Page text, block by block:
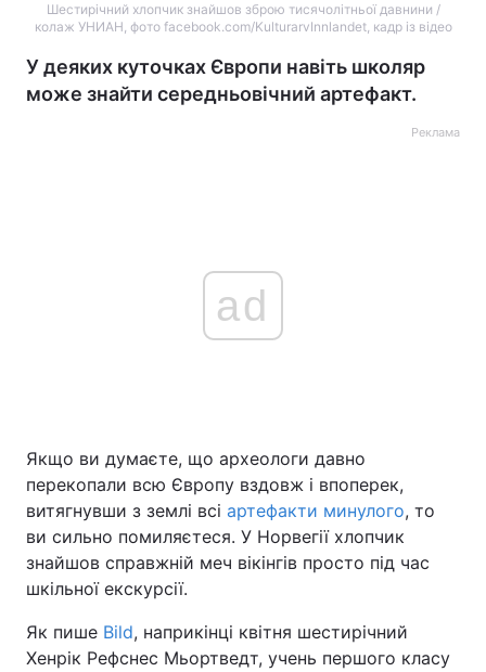
Головна Війна
Україна Політика
Економіка Світ
Техно і зв'язок Лайт
Шестирічний хлопчик знайшов зброю тисячолітньої давнини /
колаж УНИАН, фото facebook.com/KulturarvInnlandet, кадр із відео
У деяких куточках Європи навіть школяр
може знайти середньовічний артефакт.
Реклама
ad
Якщо ви думаєте, що археологи давно
перекопали всю Європу вздовж і впоперек,
витягнувши з землі всі артефакти минулого, то
ви сильно помиляєтеся. У Норвегії хлопчик
знайшов справжній меч вікінгів просто під час
шкільної екскурсії.
Як пише Bild, наприкінці квітня шестирічний
Хенрік Рефснес Мьортведт, учень першого класу